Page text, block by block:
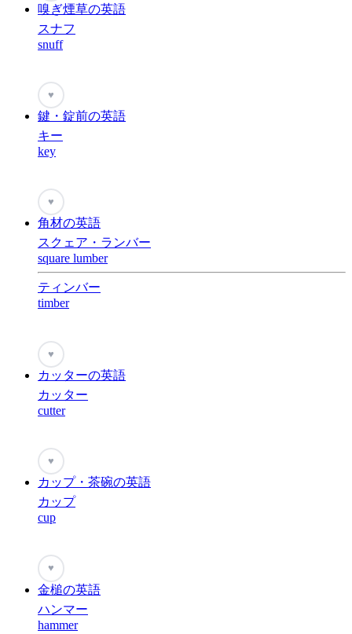
嗅ぎ煙草の英語
スナフ
snuff
♥
鍵・錠前の英語
キー
key
♥
角材の英語
スクェア・ランバー
square lumber
ティンバー
timber
♥
カッターの英語
カッター
cutter
♥
カップ・茶碗の英語
カップ
cup
♥
金槌の英語
ハンマー
hammer